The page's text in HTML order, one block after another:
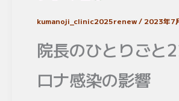
kumanoji_clinic2025renew/ 2023年7
院長のひとりごと
ロナ感染の影響